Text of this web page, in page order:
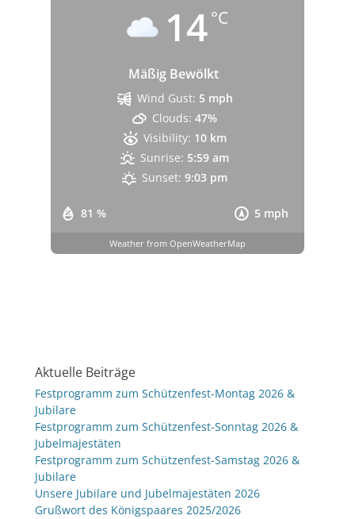
14°C
Mäßig Bewölkt
81 % 5 mph
Wind Gust: 5 mph
Clouds: 47%
Visibility: 10 km
Sunrise: 5:59 am
Sunset: 9:03 pm
Weather from OpenWeatherMap
Aktuelle Beiträge
Festprogramm zum Schützenfest-Montag 2026 &
Jubilare
Festprogramm zum Schützenfest-Sonntag 2026 &
Jubelmajestäten
Festprogramm zum Schützenfest-Samstag 2026 &
Jubilare
Unsere Jubilare und Jubelmajestäten 2026
Grußwort des Königspaares 2025/2026